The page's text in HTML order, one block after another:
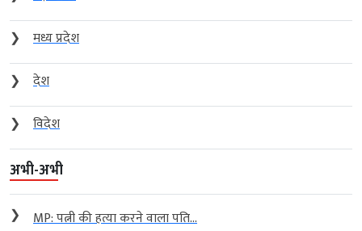
❯
मध्य प्रदेश
❯
देश
❯
विदेश
अभी-अभी
❯ MP: पत्नी की हत्या करने वाला पति...